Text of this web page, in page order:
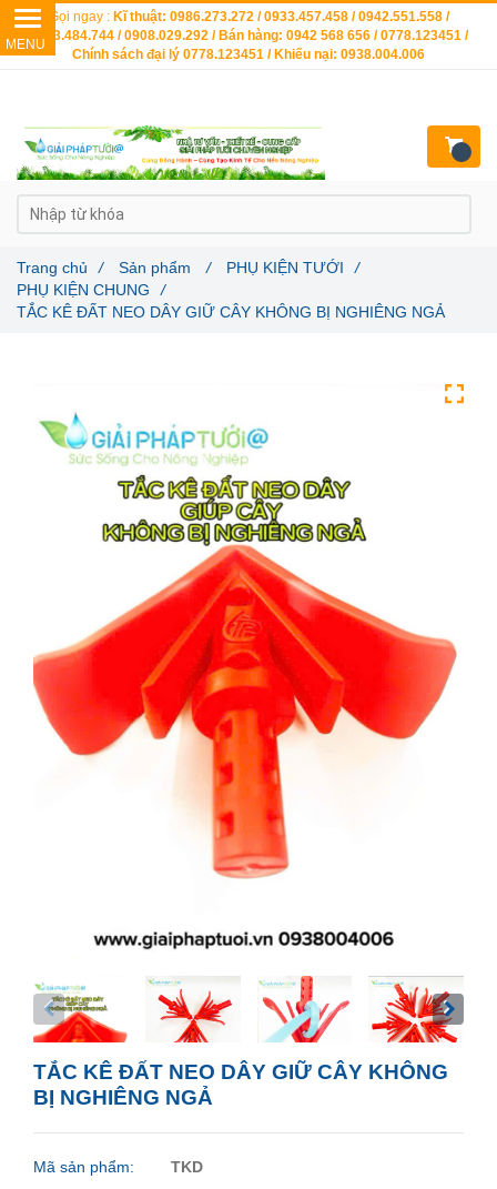
TẮC KÊ ĐẤT NEO DÂY GIỮ CÂY KHÔNG
BỊ NGHIÊNG NGẢ
Mã sản phẩm:
TKD
Trang chủ / Sản phẩm / PHỤ KIỆN TƯỚI
/
PHỤ KIỆN CHUNG
/
TẮC KÊ ĐẤT NEO DÂY GIỮ CÂY KHÔNG BỊ NGHIÊNG NGẢ
Gọi ngay : Kĩ thuật: 0986.273.272 / 0933.457.458 / 0942.551.558 /
0903.484.744 / 0908.029.292 / Bán hàng: 0942 568 656 / 0778.123451 /
Chính sách đại lý 0778.123451 / Khiếu nại: 0938.004.006